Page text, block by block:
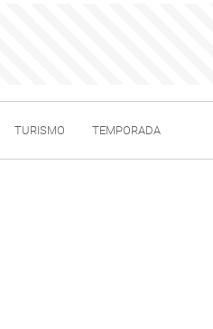
TURISMO TEMPORADA